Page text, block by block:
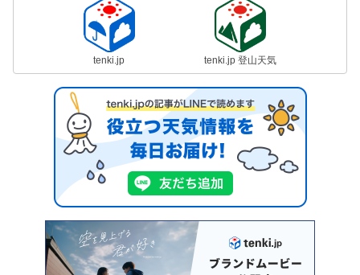
tenki.jp tenki.jp 登山天気